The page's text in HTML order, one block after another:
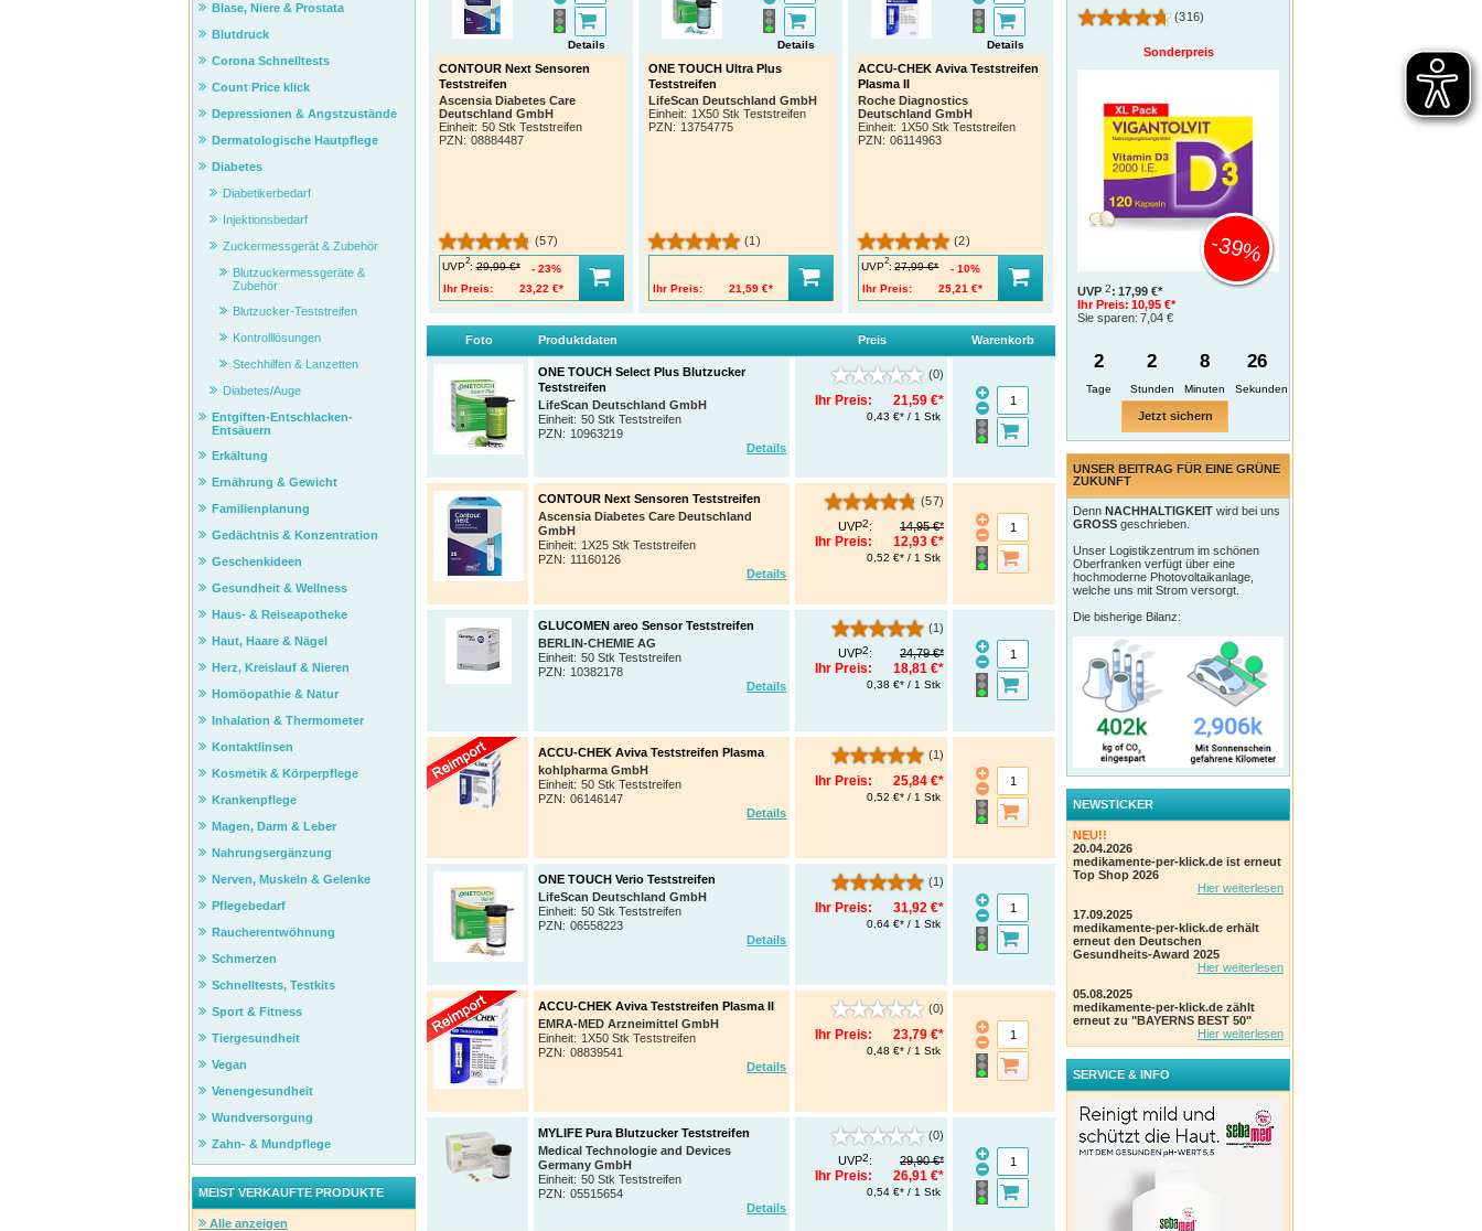
CONTOUR Next Sensoren
Teststreifen
Ascensia Diabetes Care
Deutschland GmbH
Einheit: 50 Stk Teststreifen
PZN : 08884487
Details
(57)
UVP
2
: 29,99 €*
Ihr Preis:
23,22 €*
23%
ONE TOUCH Ultra Plus
Teststreifen
LifeScan Deutschland GmbH
Einheit: 1X50 Stk Teststreifen
PZN : 13754775
Details
(1)
Ihr Preis: 21,59 €*
ACCU-CHEK Aviva Teststreifen
Plasma II
Roche Diagnostics
Deutschland GmbH
Einheit: 1X50 Stk Teststreifen
PZN : 06114963
Details
(2)
UVP
2
: 27,99 €*
Ihr Preis:
25,21 €*
10%
Foto Produktdaten Preis Warenkorb
ONE TOUCH Select Plus Blutzucker
Teststreifen
LifeScan Deutschland GmbH
Einheit: 50 Stk Teststreifen
PZN: 10963219
Details
(0)
Ihr Preis: 21,59 €*
0,43 €* / 1 Stk
CONTOUR Next Sensoren Teststreifen
Ascensia Diabetes Care Deutschland
GmbH
Einheit: 1X25 Stk Teststreifen
PZN: 11160126
Details
(57)
UVP2: 14,95 €*
Ihr Preis: 12,93 €*
0,52 €* / 1 Stk
GLUCOMEN areo Sensor Teststreifen
BERLIN-CHEMIE AG
Einheit: 50 Stk Teststreifen
PZN: 10382178
Details
(1)
UVP2: 24,79 €*
Ihr Preis: 18,81 €*
0,38 €* / 1 Stk
ACCU-CHEK Aviva Teststreifen Plasma
kohlpharma GmbH
Einheit: 50 Stk Teststreifen
PZN: 06146147
Details
(1)
Ihr Preis: 25,84 €*
0,52 €* / 1 Stk
ONE TOUCH Verio Teststreifen
LifeScan Deutschland GmbH
Einheit: 50 Stk Teststreifen
PZN: 06558223
Details
(1)
Ihr Preis: 31,92 €*
0,64 €* / 1 Stk
ACCU-CHEK Aviva Teststreifen Plasma II
EMRA-MED Arzneimittel GmbH
Einheit: 1X50 Stk Teststreifen
PZN: 08839541
Details
(0)
Ihr Preis: 23,79 €*
0,48 €* / 1 Stk
MYLIFE Pura Blutzucker Teststreifen
Medical Technologie and Devices
Germany GmbH
Einheit: 50 Stk Teststreifen
PZN: 05515654
Details
(0)
UVP2: 29,90 €*
Ihr Preis: 26,91 €*
0,54 €* / 1 Stk
Blase, Niere & Prostata
Blutdruck
Corona Schnelltests
Count Price klick
Depressionen & Angstzustände
Dermatologische Hautpflege
Diabetes
Diabetikerbedarf
Injektionsbedarf
Zuckermessgerät & Zubehör
Blutzuckermessgeräte &
Zubehör
Blutzucker-Teststreifen
Kontrolllösungen
Stechhilfen & Lanzetten
Diabetes/Auge
Entgiften-Entschlacken-
Entsäuern
Erkältung
Ernährung & Gewicht
Familienplanung
Gedächtnis & Konzentration
Geschenkideen
Gesundheit & Wellness
Haus- & Reiseapotheke
Haut, Haare & Nägel
Herz, Kreislauf & Nieren
Homöopathie & Natur
Inhalation & Thermometer
Kontaktlinsen
Kosmetik & Körperpflege
Krankenpflege
Magen, Darm & Leber
Nahrungsergänzung
Nerven, Muskeln & Gelenke
Pflegebedarf
Raucherentwöhnung
Schmerzen
Schnelltests, Testkits
Sport & Fitness
Tiergesundheit
Vegan
Venengesundheit
Wundversorgung
Zahn- & Mundpflege
MEIST VERKAUFTE PRODUKTE
Alle anzeigen
(316)
Sonderpreis
UVP 2: 17,99 €*
Ihr Preis: 10,95 €*
Sie sparen: 7,04 €
-39%
2
Tage
2 8 25
Jetzt sichern
UNSER BEITRAG FÜR EINE GRÜNE
ZUKUNFT
Denn NACHHALTIGKEIT wird bei uns
GROSS geschrieben.
Unser Logistikzentrum im schönen
Oberfranken verfügt über eine
hochmoderne Photovoltaikanlage,
welche uns mit Strom versorgt.
Die bisherige Bilanz:
NEWSTICKER
NEU!!
20.04.2026
medikamente-per-klick.de ist erneut
Top Shop 2026
Hier weiterlesen
17.09.2025
medikamente-per-klick.de erhält
erneut den Deutschen
Gesundheits-Award 2025
Hier weiterlesen
05.08.2025
medikamente-per-klick.de zählt
erneut zu "BAYERNS BEST 50"
Hier weiterlesen
SERVICE & INFO